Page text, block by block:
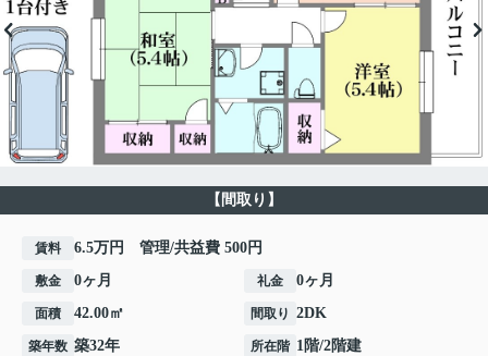
【間取り】
賃料 6.5万円 管理/共益費 500円
敷金 0ヶ月 礼金 0ヶ月
面積 42.00㎡ 間取り 2DK
築年数 築32年 所在階 1階/2階建